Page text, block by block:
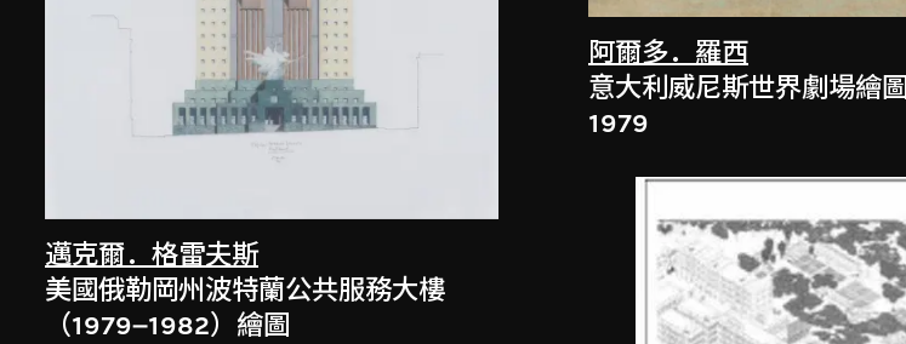
邁克爾．格雷夫斯
美國俄勒岡州波特蘭公共服務大樓
（1979–1982）繪圖
阿爾多．羅西
意大利威尼斯世界劇場繪圖
1979